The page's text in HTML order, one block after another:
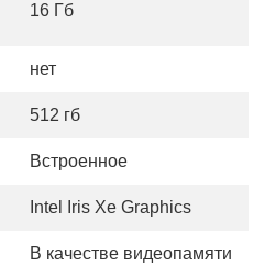
16 Гб
нет
512 гб
Встроенное
Intel Iris Xe Graphics
В качестве видеопамяти